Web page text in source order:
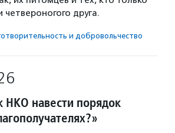
четвероногого друга.
и доброволь­чест­во
НКО навести порядок